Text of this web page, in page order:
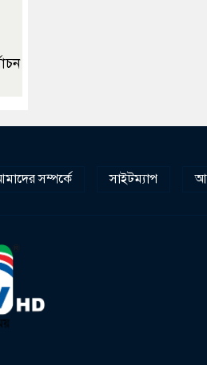
সম্পর্কে সাইটম্যাপ